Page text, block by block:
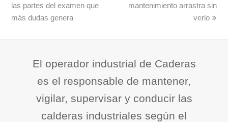
las partes del examen que
más dudas genera
mantenimiento arrastra sin
verlo
El operador industrial de Caderas
es el responsable de mantener,
vigilar, supervisar y conducir las
calderas industriales según el